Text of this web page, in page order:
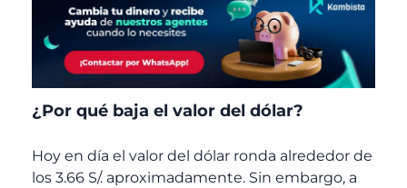
¿Por qué baja el valor del dólar?
Hoy en día el valor del dólar ronda alrededor de
los 3.66 S/. aproximadamente. Sin embargo, a